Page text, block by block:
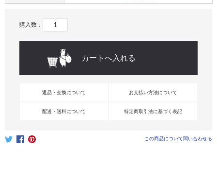
購入数：
返品・交換について お支払い方法について
配送・送料について 特定商取引法に基づく表記
この商品について問い合わせる